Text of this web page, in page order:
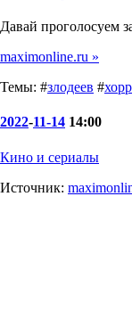
Давай проголосуем
maximonline.ru »
Темы: #злодеев #
2022-11-14 14:00
Кино и сериалы
Источник: